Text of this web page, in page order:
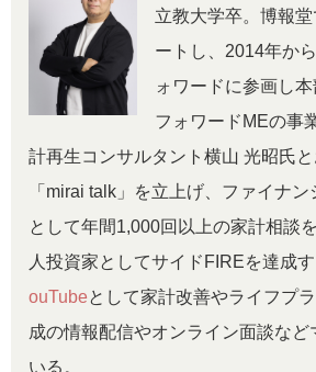
立教大学卒。博報
ートし、2014年か
ォワードに参画し
フォワードMEの事
計再生コンサルタント横山 光昭氏
「mirai talk」を立上げ、ファイナ
として年間1,000回以上の家計相談
人投資家としてサイドFIREを達成す
ouTubeとして家計改善やライフプ
成の情報配信やオンライン面談など
いる。